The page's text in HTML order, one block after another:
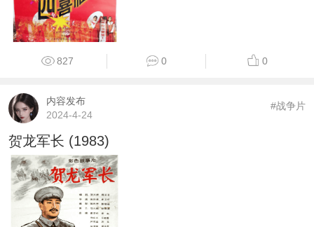
827 0 0
内容发布
2024-4-24
#战争片
贺龙军长 (1983)